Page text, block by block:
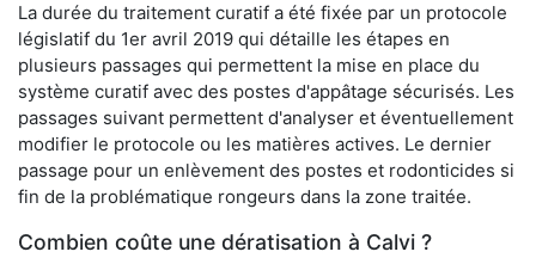
La durée du traitement curatif a été fixée par un protocole
législatif du 1er avril 2019 qui détaille les étapes en
plusieurs passages qui permettent la mise en place du
système curatif avec des postes d'appâtage sécurisés. Les
passages suivant permettent d'analyser et éventuellement
modifier le protocole ou les matières actives. Le dernier
passage pour un enlèvement des postes et rodonticides si
fin de la problématique rongeurs dans la zone traitée.
Combien coûte une dératisation à Calvi ?